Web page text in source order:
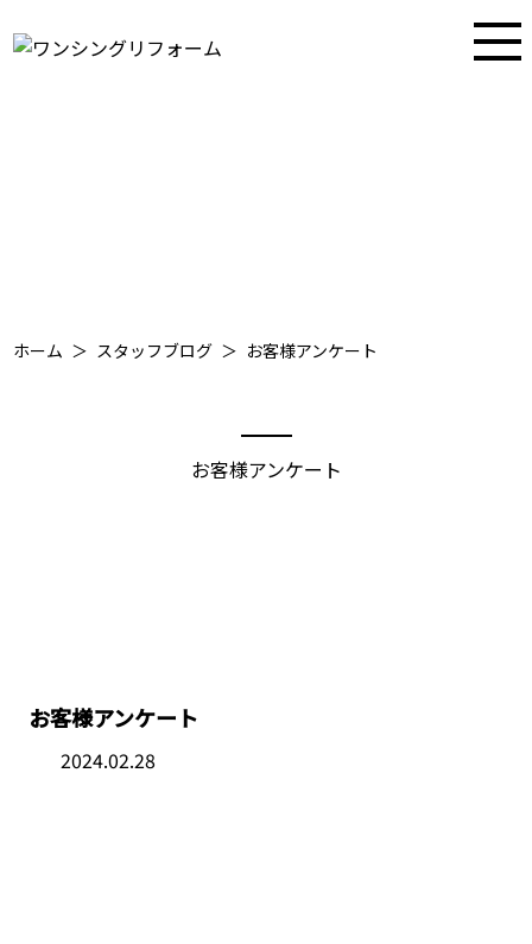
ホーム スタッフブログ お客様アンケート
お客様アンケート
お客様アンケート
2024.02.28